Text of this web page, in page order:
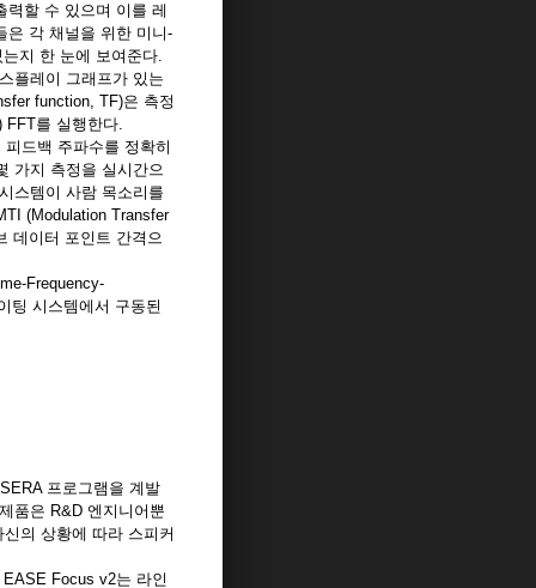
력할 수 있으며 이를 레
은 각 채널을 위한 미니-
지 한 눈에 보여준다.
플레이 그래프가 있는
function, TF)은 측정
FFT를 실행한다.
드백 주파수를 정확히
가지 측정을 실시간으
스템이 사람 목소리를
(Modulation Transfer
데이터 포인트 간격으
Frequency-
팅 시스템에서 구동된
프로그램을 계발
품은 R&D 엔지니어뿐
의 상황에 따라 스피커
Focus v2는 라인